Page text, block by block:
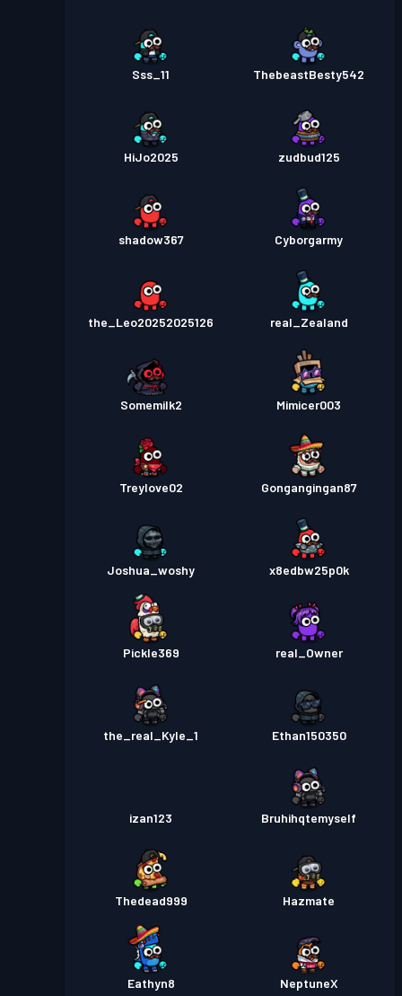
Sss_11 ThebeastBesty542
HiJo2025 zudbud125
shadow367 Cyborgarmy
the_Leo20252025126 real_Zealand
Somemilk2 Mimicer003
Treylove02 Gongangingan87
Joshua_woshy x8edbw25p0k
Pickle369 real_Owner
the_real_Kyle_1 Ethan150350
izan123 Bruhihqtemyself
Thedead999 Hazmate
Eathyn8 NeptuneX